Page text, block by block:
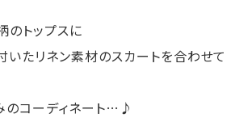
のトップスに
たリネン素材のスカートを合わせて
のコーディネート…♪